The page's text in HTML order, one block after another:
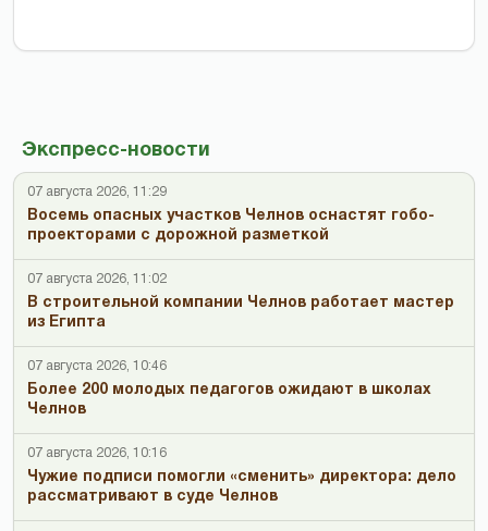
Экспресс-новости
07 августа 2026, 11:29
Восемь опасных участков Челнов оснастят гобо-
проекторами с дорожной разметкой
07 августа 2026, 11:02
В строительной компании Челнов работает мастер
из Египта
07 августа 2026, 10:46
Более 200 молодых педагогов ожидают в школах
Челнов
07 августа 2026, 10:16
Чужие подписи помогли «сменить» директора: дело
рассматривают в суде Челнов